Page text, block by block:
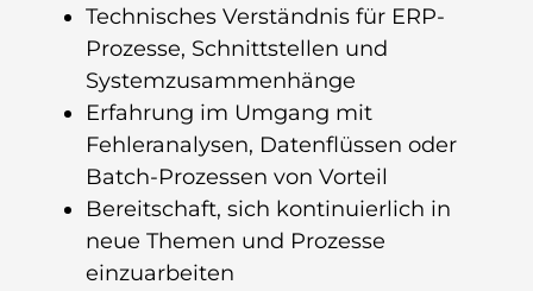
Technisches Verständnis für ERP-
Prozesse, Schnittstellen und
Systemzusammenhänge
Erfahrung im Umgang mit
Fehleranalysen, Datenflüssen oder
Batch-Prozessen von Vorteil
Bereitschaft, sich kontinuierlich in
neue Themen und Prozesse
einzuarbeiten